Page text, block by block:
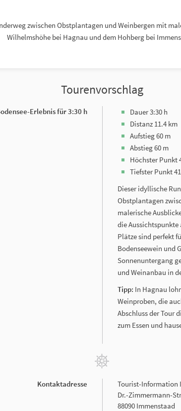
zwischen Obstplantagen und Weinbergen mit
Wilhelmshöhe bei Hagnau und dem Hohberg bei
Tourenvorschlag
Erlebnis für 3:30 h
Dauer 3:30 h
Distanz 11.4 km
Aufstieg 60 m
Abstieg 60 m
Höchster Punkt
Tiefster Punkt
Dieser idyllische
Obstplantagen
malerische
die
Plätze sind perfekt
Bodenseewein und
Sonnenuntergang
und Weinanbau in
Tipp: In Hagnau
Weinproben, die
Abschluss der Tour
zum Essen und
Kontaktadresse
Tourist-Information
Dr.-Zimmermann-
88090 Immenstaad